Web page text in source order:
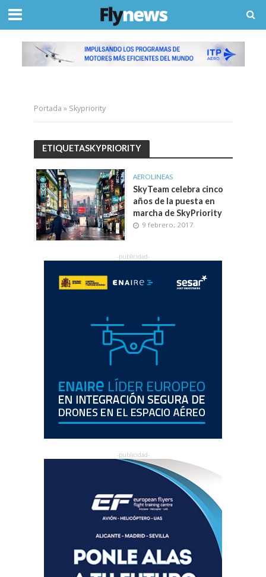
Portada » Skypriority
ETIQUETASKYPRIORITY
AEROLINEAS
SkyTeam celebra cinco
años de la puesta en
marcha de SkyPriority
9 febrero, 2017